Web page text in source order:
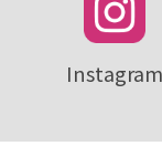
Instagram